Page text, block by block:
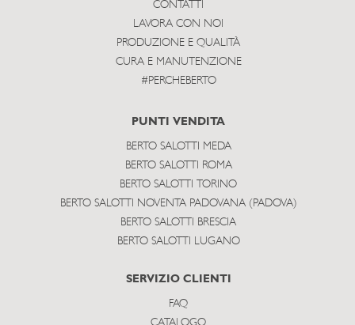
CONTATTI
LAVORA CON NOI
PRODUZIONE E QUALITÀ
CURA E MANUTENZIONE
#PERCHEBERTO
PUNTI VENDITA
BERTO SALOTTI MEDA
BERTO SALOTTI ROMA
BERTO SALOTTI TORINO
BERTO SALOTTI NOVENTA PADOVANA (PADOVA)
BERTO SALOTTI BRESCIA
BERTO SALOTTI LUGANO
SERVIZIO CLIENTI
FAQ